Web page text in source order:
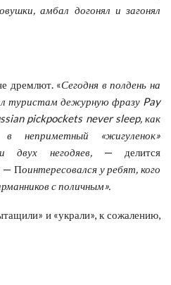
амбал догонял и загонял
дремлют. «Сегодня в полдень на
туристам дежурную фразу Pay
pickpockets never sleep, как
«жигуленок»
двух негодяев,— делится
— Поинтересовался у ребят, кого
с поличным».
и «украли», к сожалению,